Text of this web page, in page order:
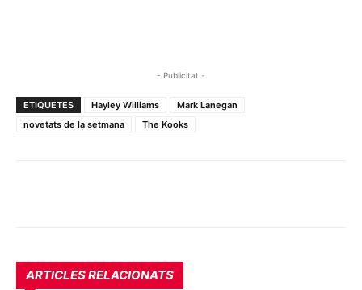
- Publicitat -
ETIQUETES Hayley Williams
Mark Lanegan
novetats de la setmana
The Kooks
ARTICLES RELACIONATS